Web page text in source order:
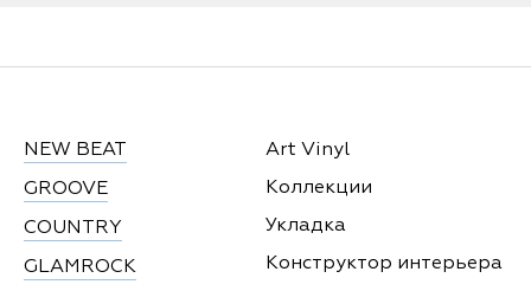
NEW BEAT
GROOVE
COUNTRY
GLAMROCK
Art Vinyl
Коллекции
Укладка
Конструктор интерьера